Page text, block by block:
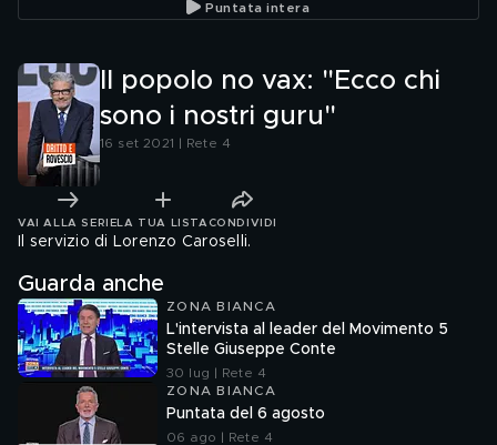
Puntata intera
Il popolo no vax: "Ecco chi
sono i nostri guru"
16 set 2021 | Rete 4
VAI ALLA SERIE LA TUA LISTA CONDIVIDI
Il servizio di Lorenzo Caroselli.
Guarda anche
ZONA BIANCA
L'intervista al leader del Movimento 5
Stelle Giuseppe Conte
30 lug | Rete 4
ZONA BIANCA
Puntata del 6 agosto
06 ago | Rete 4